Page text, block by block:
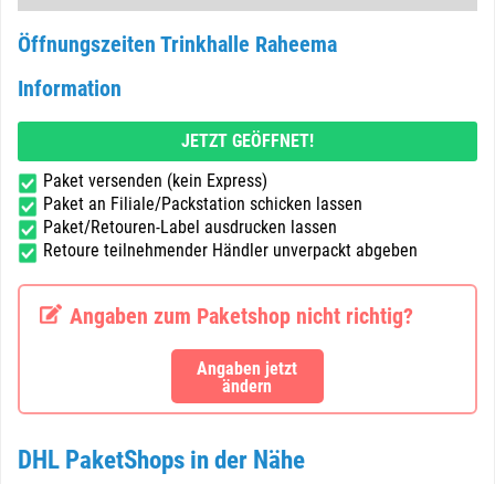
Öffnungszeiten Trinkhalle Raheema
Information
JETZT GEÖFFNET!
Paket versenden (kein Express)
Paket an Filiale/Packstation schicken lassen
Paket/Retouren-Label ausdrucken lassen
Retoure teilnehmender Händler unverpackt abgeben
Angaben zum Paketshop nicht richtig?
Angaben jetzt
ändern
DHL PaketShops in der Nähe